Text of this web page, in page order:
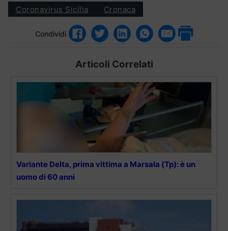
Coronavirus Sicilia Cronaca
Condividi
Articoli Correlati
Variante Delta, prima vittima a Marsala (Tp): è un
uomo di 60 anni